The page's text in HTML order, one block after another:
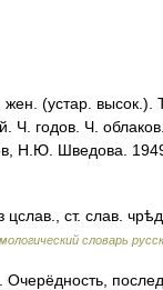
(устар. высок.).
Ч. годов. Ч.
Н.Ю. Шведова.
ст. слав.
словарь